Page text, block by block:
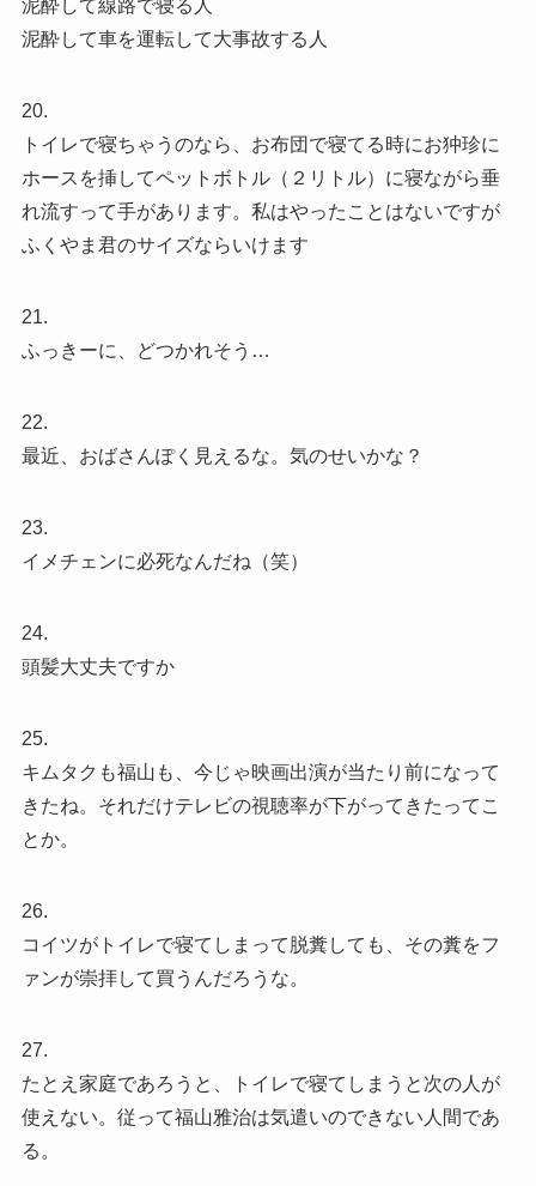
泥酔して線路で寝る人
泥酔して車を運転して大事故する人
20.
トイレで寝ちゃうのなら、お布団で寝てる時にお狆珍に
ホースを挿してペットボトル（２リトル）に寝ながら垂
れ流すって手があります。私はやったことはないですが
ふくやま君のサイズならいけます
21.
ふっきーに、どつかれそう…
22.
最近、おばさんぽく見えるな。気のせいかな？
23.
イメチェンに必死なんだね（笑）
24.
頭髪大丈夫ですか
25.
キムタクも福山も、今じゃ映画出演が当たり前になって
きたね。それだけテレビの視聴率が下がってきたってこ
とか。
26.
コイツがトイレで寝てしまって脱糞しても、その糞をフ
ァンが崇拝して買うんだろうな。
27.
たとえ家庭であろうと、トイレで寝てしまうと次の人が
使えない。従って福山雅治は気遣いのできない人間であ
る。